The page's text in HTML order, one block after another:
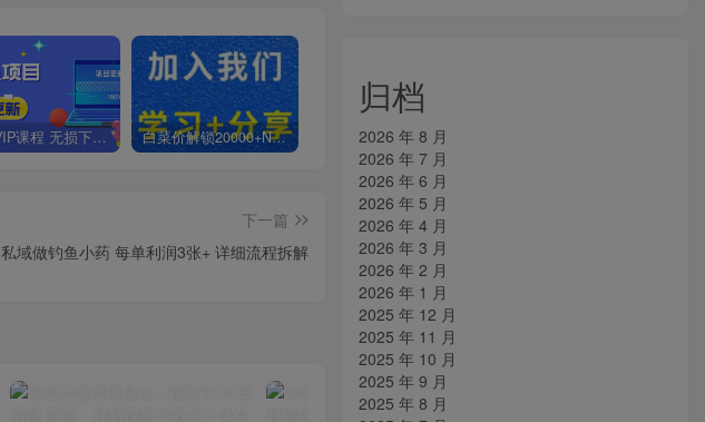
全网VIP课程 无损下载~ 白菜价解锁20000+N个赚钱机会，加入知拾光会员，全站资源免费学习。
下一篇
私域做钓鱼小药 每单利润3张+ 详细流程拆解
归档
2026 年 8 月
2026 年 7 月
2026 年 6 月
2026 年 5 月
2026 年 4 月
2026 年 3 月
2026 年 2 月
2026 年 1 月
2025 年 12 月
2025 年 11 月
2025 年 10 月
2025 年 9 月
2025 年 8 月